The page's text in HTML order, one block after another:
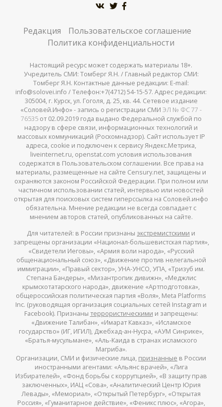
Редакция
Пользовательское соглашение
Политика конфиденциальности
Настоящий ресурс может содержать материалы 18+.
Учредитель СМИ: Томберг Я.Н. / Главный редактор СМИ:
Томберг Я.Н. Контактные данные редакции: E-mail:
info@solovei.info / Телефон:+7(4712) 54-15-57. Адрес редакции:
305004, г. Курск, ул. Гоголя, д. 25, кв. 44. Сетевое издание
«Соловей.Инфо» - запись о регистрации СМИ ЭЛ № ФС 77 -
76535от 02.09.2019 года выдано Федеральной службой по
надзору в сфере связи, информационных технологий и
массовых коммуникаций (Роскомнадзор). Сайт использует IP
адреса, cookie и подключен к сервису Яндекс.Метрика,
liveinternet.ru, openstat.com условия использования
содержатся в Пользовательском соглашении. Все права на
материалы, размещенные на сайте Censury.net, защищены и
охраняются законом Российской Федерации. При полном или
частичном использовании статей, интервью или новостей
открытая для поисковых систем гиперссылка на Соловей.инфо
обязательна. Мнение редакции не всегда совпадает с
мнением авторов статей, опубликованных на сайте.
Для читателей: в России признаны экстремистскими и
запрещены организации «Национал-большевистская партия»,
«Свидетели Иеговы», «Армия воли народа», «Русский
общенациональный союз», «Движение против нелегальной
иммиграции», «Правый сектор», УНА-УНСО, УПА, «Тризуб им.
Степана Бандеры», «Мизантропик дивижн», «Меджлис
крымскотатарского народа», движение «Артподготовка»,
общероссийская политическая партия «Воля», Meta Platforms
Inc. (руководящая организация социальных сетей Instagram и
Facebook). Признаны террористическими и запрещены:
«Движение Талибан», «Имарат Кавказ», «Исламское
государство» (ИГ, ИГИЛ), Джебхад-ан-Нусра, «АУМ Синрике»,
«Братья-мусульмане», «Аль-Каида в странах исламского
Магриба».
Организации, СМИ и физические лица, признанные в России
иностранными агентами: «Альянс врачей», «Лига
Избирателей», «Фонд борьбы с коррупцией», «В защиту прав
заключенных», ИАЦ «Сова», «Аналитический Центр Юрия
Левады», «Мемориал», «Открытый Петербург», «Открытая
Россия», «Гуманитарное действие», «Феникс плюс», «Агора»,